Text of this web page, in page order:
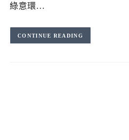
綠意環…
CONTINUE READING